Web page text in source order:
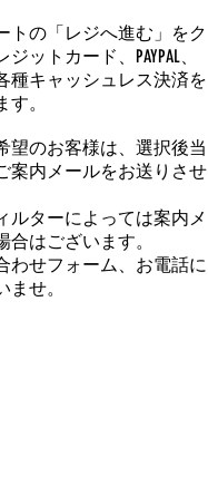
トの「レジへ進む」をク
ットカード、PAYPAL、
種キャッシュレス決済を
。
望のお客様は、選択後当
案内メールをお送りさせ
ターによっては案内メ
はございます。
わせフォーム、お電話に
せ。